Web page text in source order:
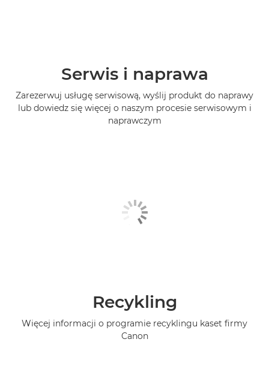
Serwis i naprawa
Zarezerwuj usługę serwisową, wyślij produkt do naprawy
lub dowiedz się więcej o naszym procesie serwisowym i
naprawczym
Recykling
Więcej informacji o programie recyklingu kaset firmy
Canon